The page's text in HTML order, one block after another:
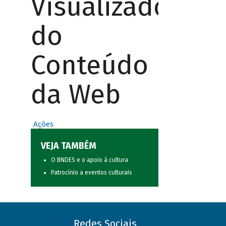
Visualizador
do
Conteúdo
da Web
Ações
VEJA TAMBÉM
O BNDES e o apoio à cultura
Patrocínio a eventos culturais
Redes Sociais